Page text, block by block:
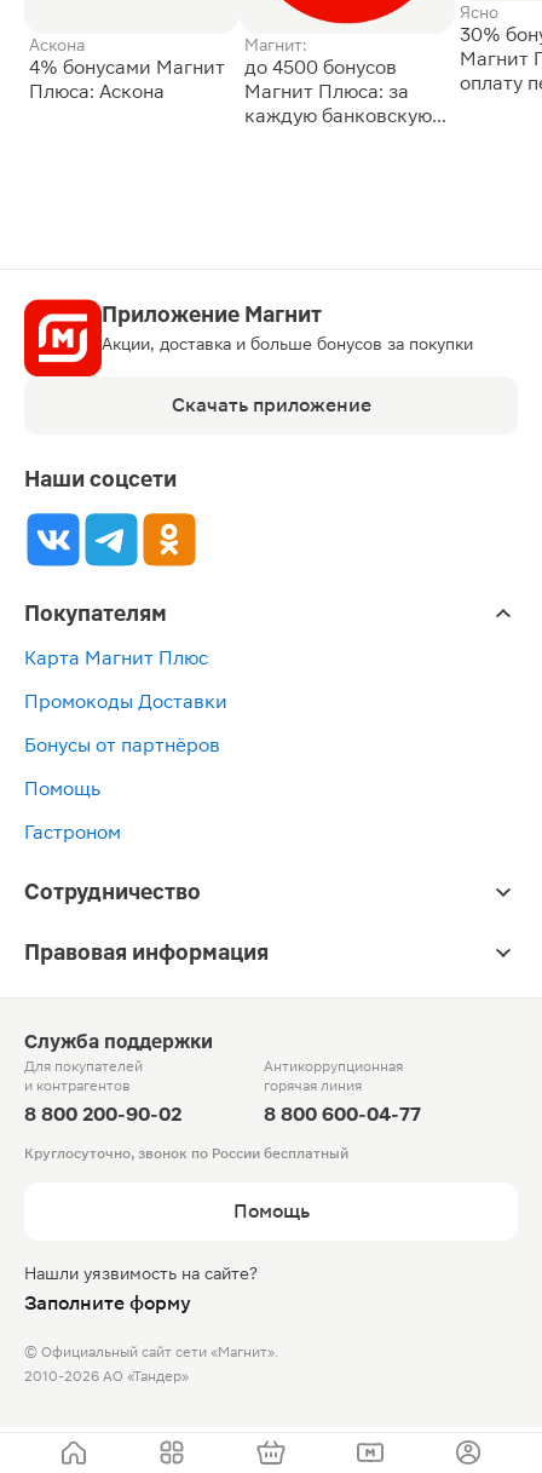
Аскона
4% бонусами Магнит
Плюса: Аскона
Магнит:
до 4500 бонусов
Магнит Плюса: за
каждую банковскую
Ясно
30%
Магнит
оплату
Приложение Магнит
Акции, доставка и больше бонусов за покупки
Скачать приложение
Наши соцсети
Покупателям
Карта Магнит Плюс
Промокоды Доставки
Бонусы от партнёров
Помощь
Гастроном
Сотрудничество
Правовая информация
Служба поддержки
Для покупателей
и контрагентов
8 800 200-90-02
Антикоррупционная
горячая линия
8 800 600-04-77
Круглосуточно, звонок по России бесплатный
Помощь
Нашли уязвимость на сайте?
Заполните форму
© Официальный сайт сети «Магнит».
2010-2026 АО «Тандер»